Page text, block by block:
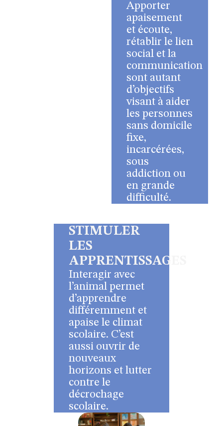
Apporter
apaisement
et écoute,
rétablir le lien
social et la
communication
sont autant
d’objectifs
visant à aider
les personnes
sans domicile
fixe,
incarcérées,
sous
addiction ou
en grande
difficulté.
STIMULER
LES
APPRENTISSAGES
Interagir avec
l’animal permet
d’apprendre
différemment et
apaise le climat
scolaire. C’est
aussi ouvrir de
nouveaux
horizons et lutter
contre le
décrochage
scolaire.